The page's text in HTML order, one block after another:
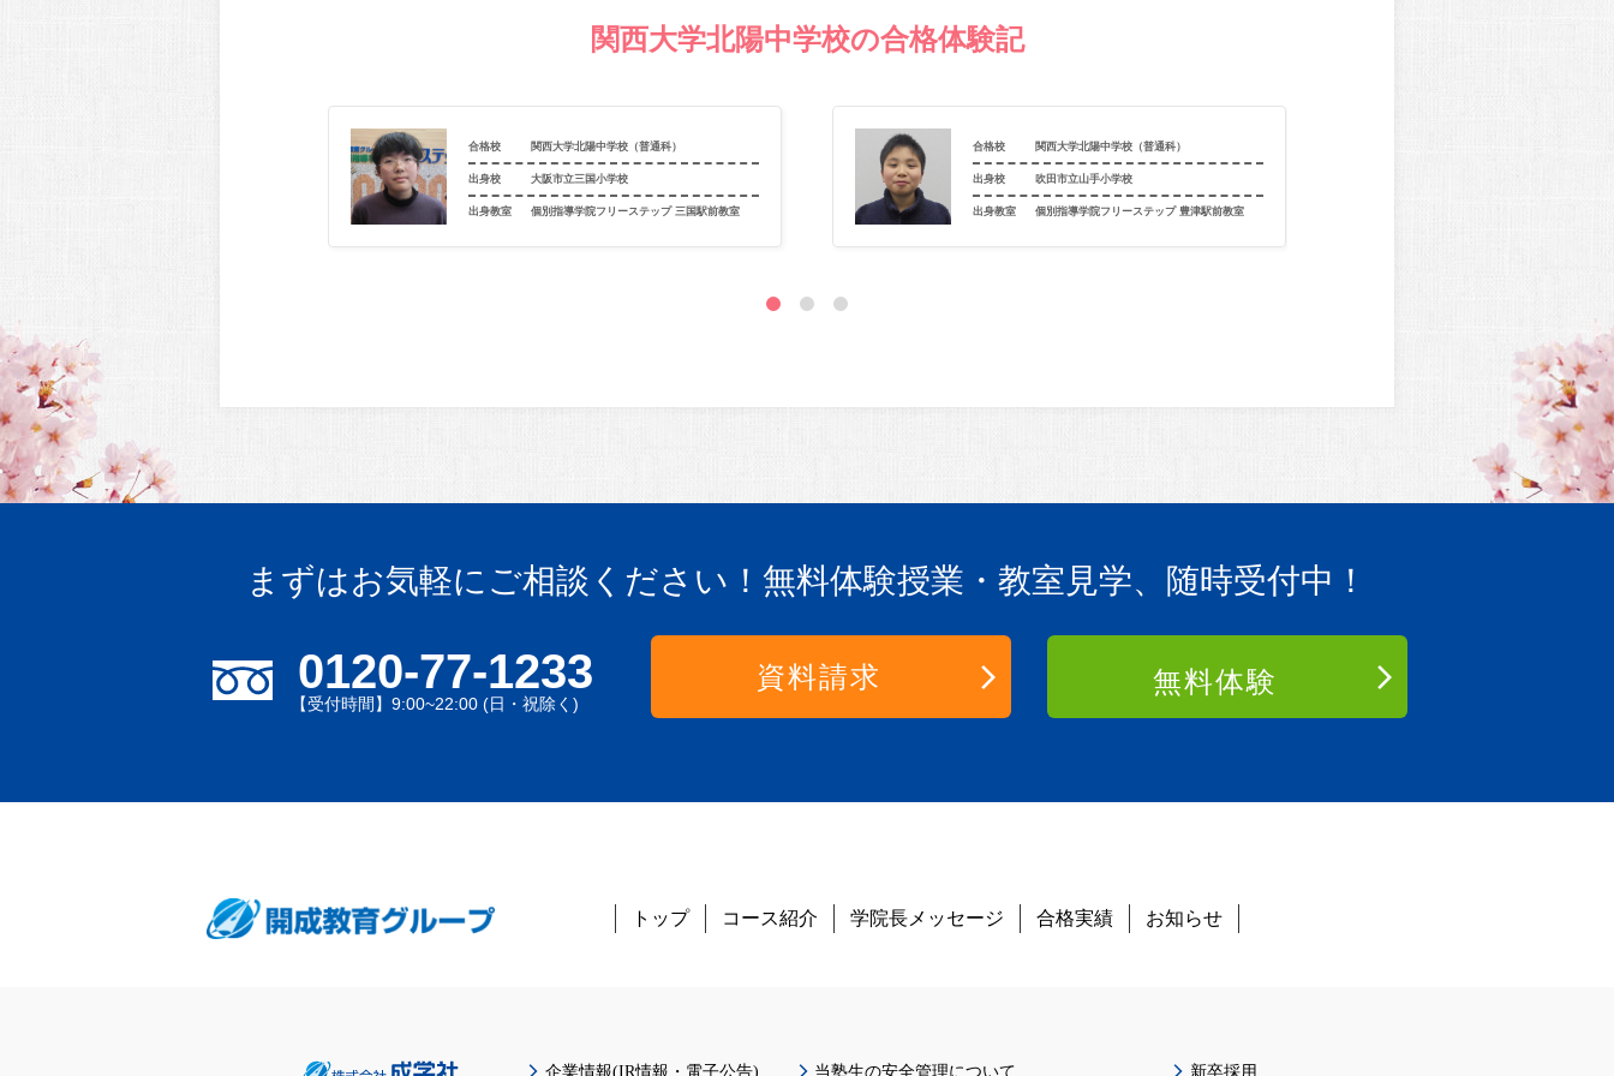
関西大学北陽中学校の合格体験記
合格校 関西大学北陽中学校（普通科）
出身校 大阪市立三国小学校
出身教室 個別指導学院フリーステップ 三国駅前教室
合格校 関西大学北陽中学校（普通科）
出身校 吹田市立山手小学校
出身教室 個別指導学院フリーステップ 豊津駅前教室
まずはお気軽にご相談ください！ 無料体験授業・教室見学、随時受付中！
0120-77-1233
【受付時間】9:00~22:00 (日・祝除く)
資料請求 無料体験
トップ コース紹介 学院長メッセージ 合格実績 お知らせ
企業情報(IR情報・電子公告) 当塾生の安全管理について 新卒採用